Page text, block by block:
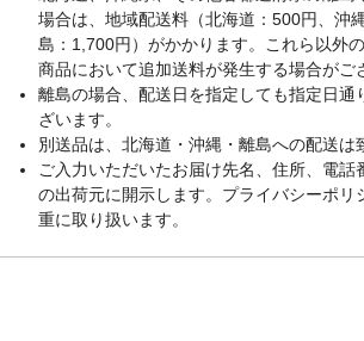
場合は、地域配送料（北海道：500円、沖
島：1,700円）がかかります。これら以外
商品において追加送料が発生する場合がご
離島の場合、配送日を指定しても指定日通
ざいます。
別送品は、北海道・沖縄・離島への配送は
ご入力いただいたお届け先名、住所、電話
の出荷元に開示します。プライバシーポリ
重に取り扱います。